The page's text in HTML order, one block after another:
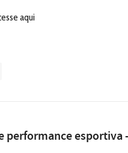
aqui
performance esportiva